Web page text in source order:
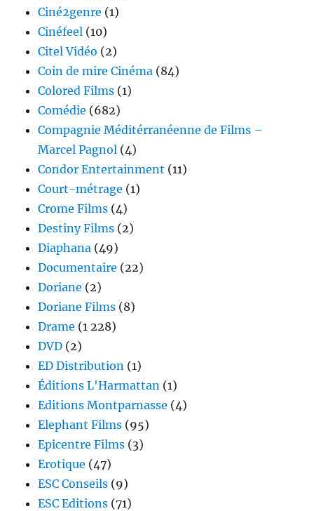
Ciné2genre (1)
Cinéfeel (10)
Citel Vidéo (2)
Coin de mire Cinéma (84)
Colored Films (1)
Comédie (682)
Compagnie Méditérranéenne de Films –
Marcel Pagnol (4)
Condor Entertainment (11)
Court-métrage (1)
Crome Films (4)
Destiny Films (2)
Diaphana (49)
Documentaire (22)
Doriane (2)
Doriane Films (8)
Drame (1 228)
DVD (2)
ED Distribution (1)
Éditions L'Harmattan (1)
Editions Montparnasse (4)
Elephant Films (95)
Epicentre Films (3)
Erotique (47)
ESC Conseils (9)
ESC Editions (71)